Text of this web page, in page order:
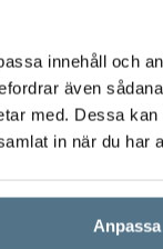
innehåll och
även
med. Dessa
in när du har
Anpassa
bostad Första